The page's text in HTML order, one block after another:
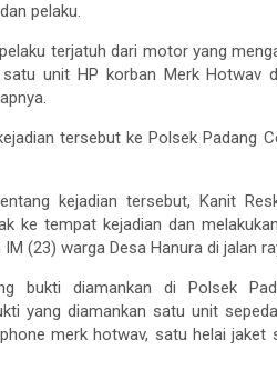
pelaku.
terjatuh dari motor yang
unit HP korban Merk Hotwav
tersebut ke Polsek Padang
kejadian tersebut, Kanit
ke tempat kejadian dan
(23) warga Desa Hanura di jalan
bukti diamankan di Polsek
yang diamankan satu unit
merk hotwav, satu helai